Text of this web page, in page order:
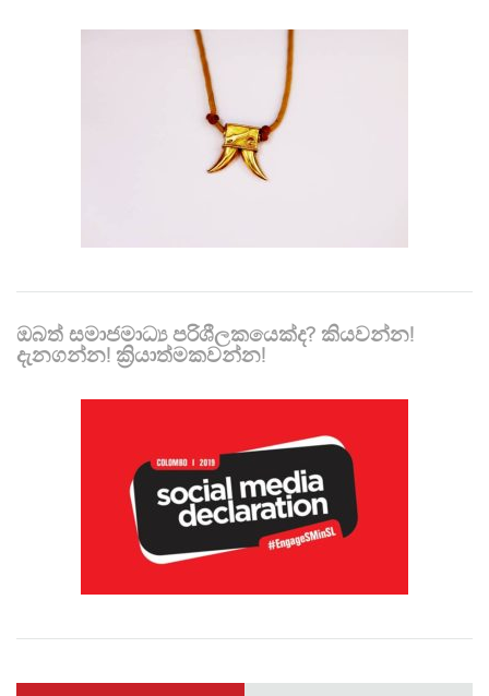
ඔබත් සමාජමාධ්‍ය පරිශීලකයෙක්ද? කියවන්න!
දැනගන්න! ක්‍රියාත්මකවන්න!